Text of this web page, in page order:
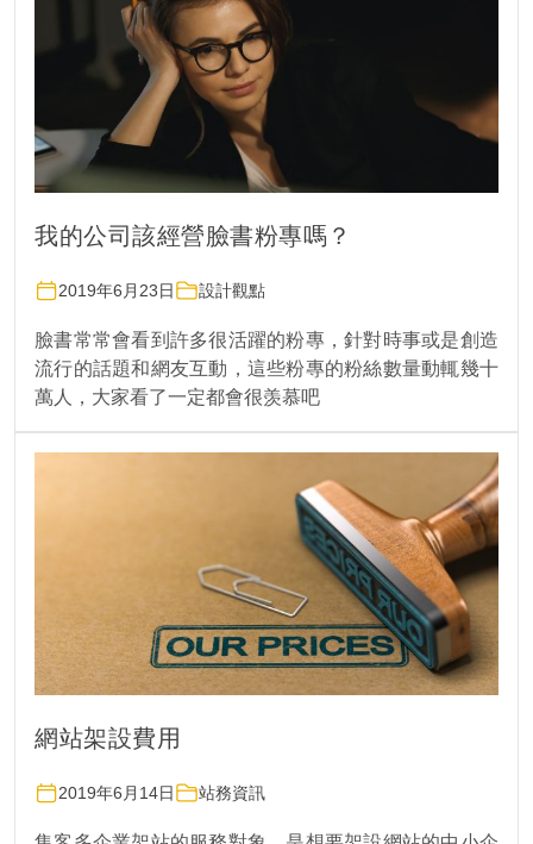
我的公司該經營臉書粉專嗎？
2019年6月23日 設計觀點
臉書常常會看到許多很活躍的粉專，針對時事或是創造
流行的話題和網友互動，這些粉專的粉絲數量動輒幾十
萬人，大家看了一定都會很羡慕吧
網站架設費用
2019年6月14日 站務資訊